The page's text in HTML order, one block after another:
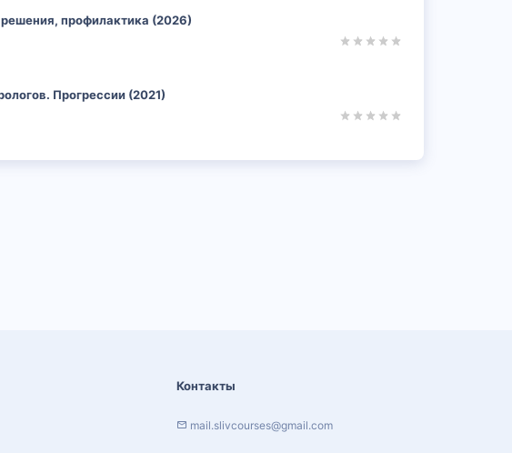
профилактика (2026)
Прогрессии (2021)
Контакты
mail.slivcourses@gmail.com